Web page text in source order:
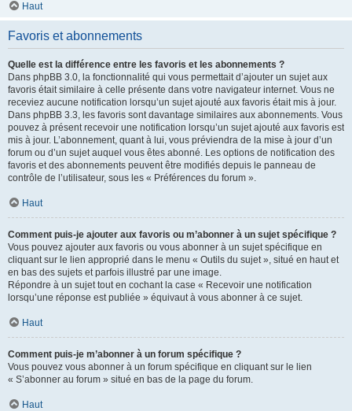
Haut
Favoris et abonnements
Quelle est la différence entre les favoris et les abonnements ?
Dans phpBB 3.0, la fonctionnalité qui vous permettait d’ajouter un sujet aux
favoris était similaire à celle présente dans votre navigateur internet. Vous ne
receviez aucune notification lorsqu’un sujet ajouté aux favoris était mis à jour.
Dans phpBB 3.3, les favoris sont davantage similaires aux abonnements. Vous
pouvez à présent recevoir une notification lorsqu’un sujet ajouté aux favoris est
mis à jour. L’abonnement, quant à lui, vous préviendra de la mise à jour d’un
forum ou d’un sujet auquel vous êtes abonné. Les options de notification des
favoris et des abonnements peuvent être modifiés depuis le panneau de
contrôle de l’utilisateur, sous les « Préférences du forum ».
Haut
Comment puis-je ajouter aux favoris ou m’abonner à un sujet spécifique ?
Vous pouvez ajouter aux favoris ou vous abonner à un sujet spécifique en
cliquant sur le lien approprié dans le menu « Outils du sujet », situé en haut et
en bas des sujets et parfois illustré par une image.
Répondre à un sujet tout en cochant la case « Recevoir une notification
lorsqu’une réponse est publiée » équivaut à vous abonner à ce sujet.
Haut
Comment puis-je m’abonner à un forum spécifique ?
Vous pouvez vous abonner à un forum spécifique en cliquant sur le lien
« S’abonner au forum » situé en bas de la page du forum.
Haut